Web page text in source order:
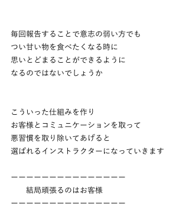
毎回報告することで意志の弱い方でも
つい甘い物を食べたくなる時に
思いとどまることができるように
なるのではないでしょうか
こういった仕組みを作り
お客様とコミュニケーションを取って
悪習慣を取り除いてあげると
選ばれるインストラクターになっていきます
ーーーーーーーーーーーーーーー
結局頑張るのはお客様
ーーーーーーーーーーーーーーー